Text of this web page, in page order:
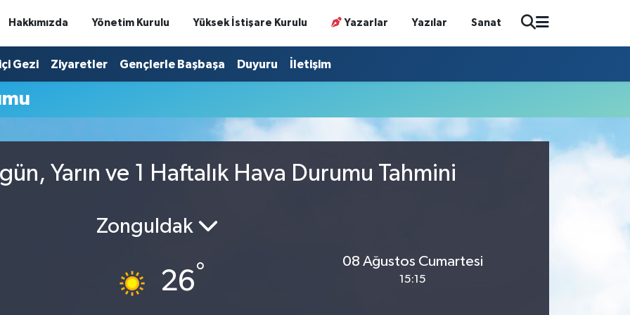
Hakkımızda Yönetim Kurulu Yüksek İstişare Kurulu Yazarlar Yazılar Sanat
Gezi Ziyaretler Gençlerle Başbaşa Duyuru İletişim
Yarın ve 1 Haftalık Hava Durumu Tahmini
Zonguldak
26°
08 Ağustos Cumartesi
15:15